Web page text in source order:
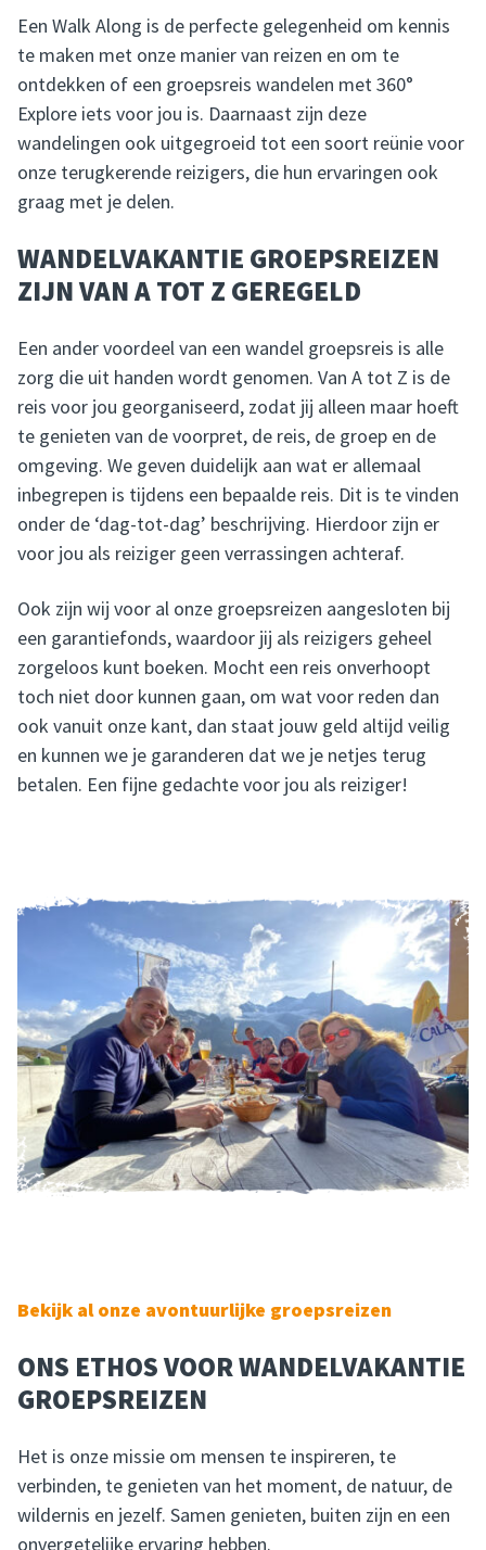
Een Walk Along is de perfecte gelegenheid om kennis
te maken met onze manier van reizen en om te
ontdekken of een groepsreis wandelen met 360°
Explore iets voor jou is. Daarnaast zijn deze
wandelingen ook uitgegroeid tot een soort reünie voor
onze terugkerende reizigers, die hun ervaringen ook
graag met je delen.
WANDELVAKANTIE GROEPSREIZEN
ZIJN VAN A TOT Z GEREGELD
Een ander voordeel van een wandel groepsreis is alle
zorg die uit handen wordt genomen. Van A tot Z is de
reis voor jou georganiseerd, zodat jij alleen maar hoeft
te genieten van de voorpret, de reis, de groep en de
omgeving. We geven duidelijk aan wat er allemaal
inbegrepen is tijdens een bepaalde reis. Dit is te vinden
onder de ‘dag-tot-dag’ beschrijving. Hierdoor zijn er
voor jou als reiziger geen verrassingen achteraf.
Ook zijn wij voor al onze groepsreizen aangesloten bij
een garantiefonds, waardoor jij als reizigers geheel
zorgeloos kunt boeken. Mocht een reis onverhoopt
toch niet door kunnen gaan, om wat voor reden dan
ook vanuit onze kant, dan staat jouw geld altijd veilig
en kunnen we je garanderen dat we je netjes terug
betalen. Een fijne gedachte voor jou als reiziger!
Bekijk al onze avontuurlijke groepsreizen
ONS ETHOS VOOR WANDELVAKANTIE
GROEPSREIZEN
Het is onze missie om mensen te inspireren, te
verbinden, te genieten van het moment, de natuur, de
wildernis en jezelf. Samen genieten, buiten zijn en een
onvergetelijke ervaring hebben.